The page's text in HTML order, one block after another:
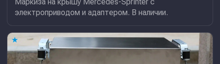
электроприводом и адаптером. В наличии.
★